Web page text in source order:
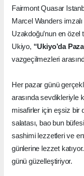
Fairmont Quasar
Marcel Wanders
Uzakdoğu’nun en özel
Ukiyo, “Ukiyo’da
vazgeçilmezleri
Her pazar günü
arasında sevdikleriyle
misafirler için eşsiz bir
salatası, bao bun
sashimi lezzetleri ve
günlerine lezzet
günü güzelleştiriyor.